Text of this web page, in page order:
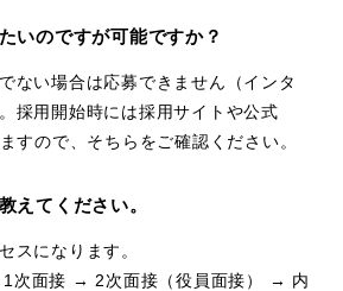
いのですが可能ですか？
ない場合は応募できません（インタ
採用開始時には採用サイトや公式
すので、そちらをご確認ください。
えてください。
スになります。
次面接 → 2次面接（役員面接） → 内